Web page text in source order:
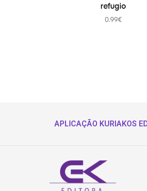
refugio
0.99€
APLICAÇÃO KURIAKOS